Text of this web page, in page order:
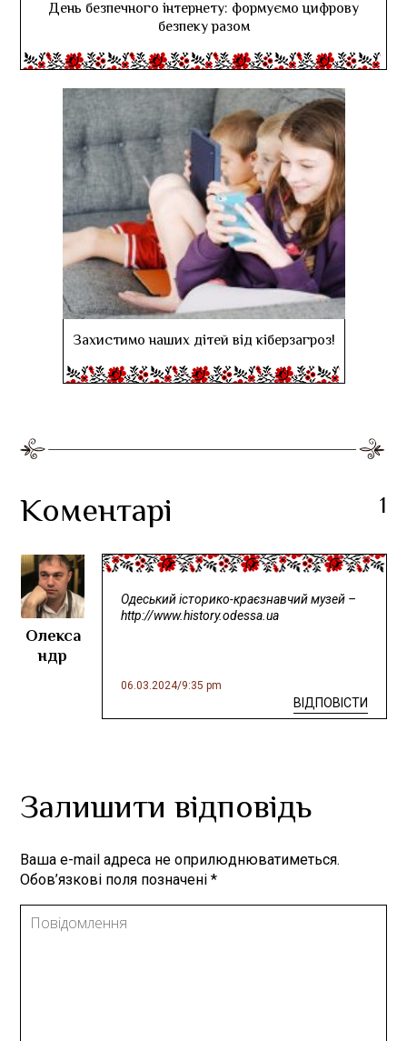
День безпечного інтернету: формуємо цифрову
безпеку разом
Захистимо наших дітей від кіберзагроз!
Коментарі 1
Олекса
ндр
Одеський історико-краєзнавчий музей –
http://www.history.odessa.ua
06.03.2024/9:35 pm
ВІДПОВІСТИ
Залишити відповідь
Ваша e-mail адреса не оприлюднюватиметься.
Обов’язкові поля позначені*